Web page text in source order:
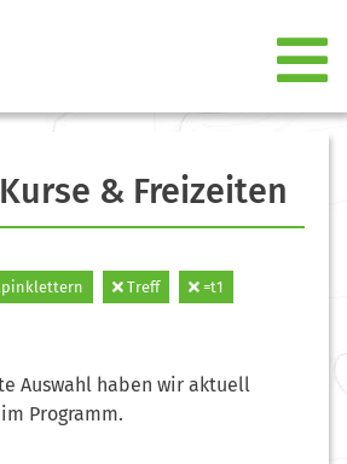
& Freizeiten
Treff =t1
Auswahl haben wir aktuell
Programm.